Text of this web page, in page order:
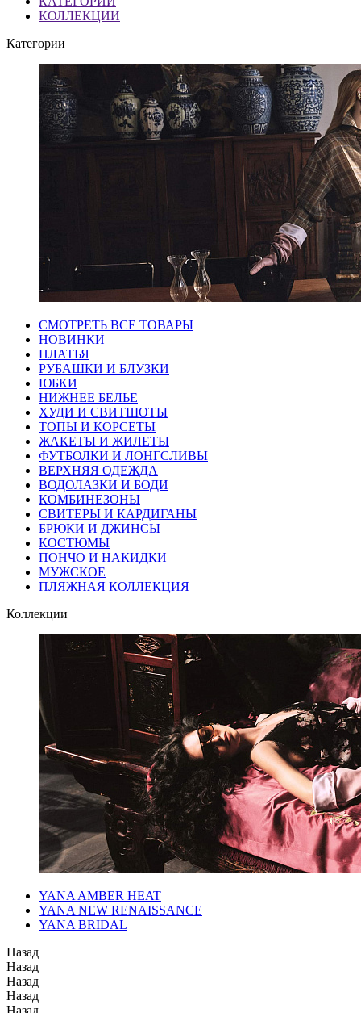
КОЛЛЕКЦИИ
Категории
СМОТРЕТЬ ВСЕ ТОВАРЫ
НОВИНКИ
ПЛАТЬЯ
РУБАШКИ И БЛУЗКИ
ЮБКИ
НИЖНЕЕ БЕЛЬЕ
ХУДИ И СВИТШОТЫ
ТОПЫ И КОРСЕТЫ
ЖАКЕТЫ И ЖИЛЕТЫ
ФУТБОЛКИ И ЛОНГСЛИВЫ
ВЕРХНЯЯ ОДЕЖДА
ВОДОЛАЗКИ И БОДИ
КОМБИНЕЗОНЫ
СВИТЕРЫ И КАРДИГАНЫ
БРЮКИ И ДЖИНСЫ
КОСТЮМЫ
ПОНЧО И НАКИДКИ
МУЖСКОЕ
ПЛЯЖНАЯ КОЛЛЕКЦИЯ
Коллекции
YANA AMBER HEAT
YANA NEW RENAISSANCE
YANA BRIDAL
Назад
Назад
Назад
Назад
Назад